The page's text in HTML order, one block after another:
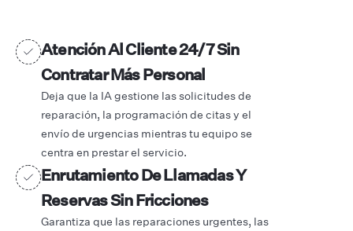
Atención Al Cliente 24/7 Sin
Contratar Más Personal
Deja que la IA gestione las solicitudes de
reparación, la programación de citas y el
envío de urgencias mientras tu equipo se
centra en prestar el servicio.
Enrutamiento De Llamadas Y
Reservas Sin Fricciones
Garantiza que las reparaciones urgentes, las